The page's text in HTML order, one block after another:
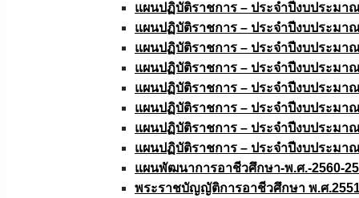
แผนปฏิบัติราชการ – ประจำปีงบประมา
แผนปฏิบัติราชการ – ประจำปีงบประมา
แผนปฏิบัติราชการ – ประจำปีงบประมา
แผนปฏิบัติราชการ – ประจำปีงบประมา
แผนปฏิบัติราชการ – ประจำปีงบประมา
แผนปฏิบัติราชการ – ประจำปีงบประมา
แผนปฏิบัติราชการ – ประจำปีงบประมา
แผนปฏิบัติราชการ – ประจำปีงบประมา
แผนพัฒนาการอาชีวศึกษา-พ.ศ.-2560-
พระราชบัญญัติการอาชีวศึกษา พ.ศ